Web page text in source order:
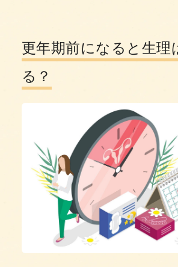
更年期前になると生理
る？